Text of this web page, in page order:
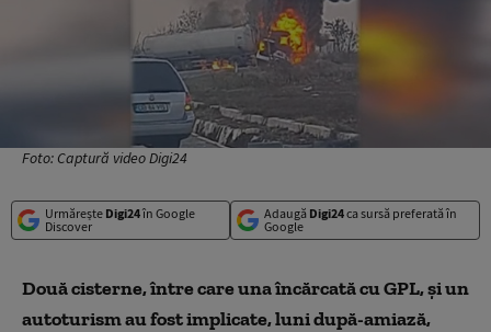
Foto: Captură video Digi24
Urmărește Digi24în Google
Discover
Adaugă Digi24ca sursă preferată în
Google
Două cisterne, între care una încărcată cu GPL, şi un
autoturism au fost implicate, luni după-amiază,